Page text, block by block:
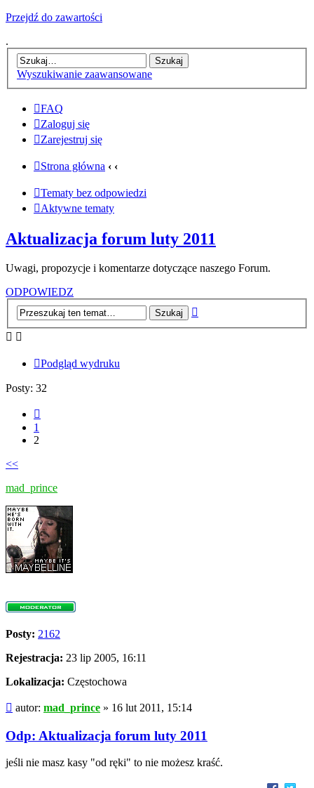
Przejdź do zawartości
.
Wyszukiwanie zaawansowane
FAQ
Zaloguj się
Zarejestruj się
Strona główna ‹ ‹
Tematy bez odpowiedzi
Aktywne tematy
Aktualizacja forum luty 2011
Uwagi, propozycje i komentarze dotyczące naszego Forum.
ODPOWIEDZ
Podgląd wydruku
Posty: 32
1
2
<<
mad_prince
Posty: 2162
Rejestracja: 23 lip 2005, 16:11
Lokalizacja: Częstochowa
Post
autor: mad_prince » 16 lut 2011, 15:14
Odp: Aktualizacja forum luty 2011
jeśli nie masz kasy "od ręki" to nie możesz kraść.